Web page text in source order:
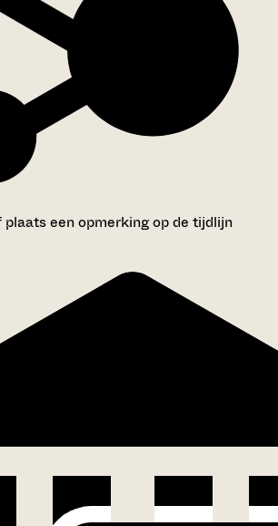
plaats een opmerking op de tijdlijn